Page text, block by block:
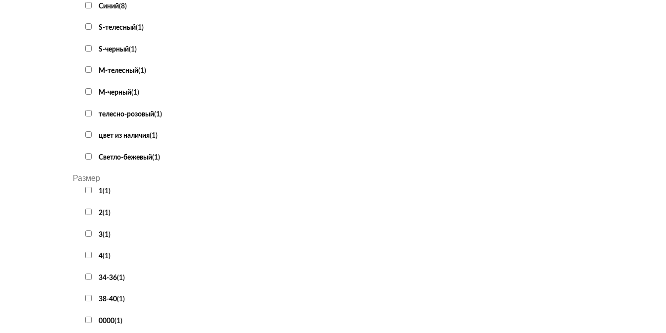
Синий(8)
S-телесный(1)
S-черный(1)
M-телесный(1)
М-черный(1)
телесно-розовый(1)
цвет из наличия(1)
Светло-бежевый(1)
Размер
1(1)
2(1)
3(1)
4(1)
34-36(1)
38-40(1)
0000(1)